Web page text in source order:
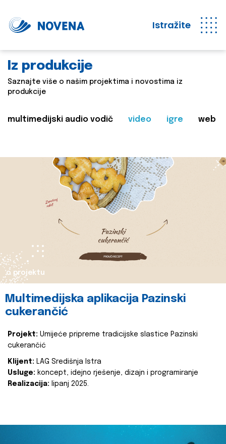
Istražite
Iz produkcije
Saznajte više o našim projektima i novostima iz
produkcije
multimedijski audio vodič video igre web
o projektu
Multimedijska aplikacija Pazinski
cukerančić
Projekt: Umijeće pripreme tradicijske slastice Pazinski
cukerančić
Klijent: LAG Središnja Istra
Usluge: koncept, idejno rješenje, dizajn i programiranje
Realizacija: lipanj 2025.